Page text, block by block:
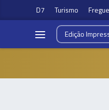
D7 Turismo
Edição